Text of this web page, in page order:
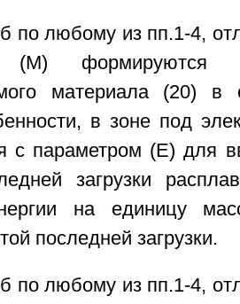
по любому из пп.1-4,
(М) формируются
материала (20) в
в зоне под
с параметром (Е) для
загрузки
на единицу
последней загрузки.
по любому из пп.1-4,